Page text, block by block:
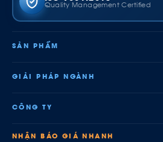
Quality Management Certified
SẢN PHẨM
GIẢI PHÁP NGÀNH
CÔNG TY
NHẬN BÁO GIÁ NHANH